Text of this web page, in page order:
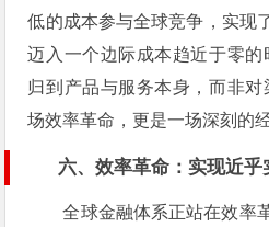
低的成本参与全球竞争，实现
迈入一个边际成本趋近于零的
归到产品与服务本身，而非
场效率革命，更是一场深刻的
六、效率革命：实现近
全球金融体系正站在效率